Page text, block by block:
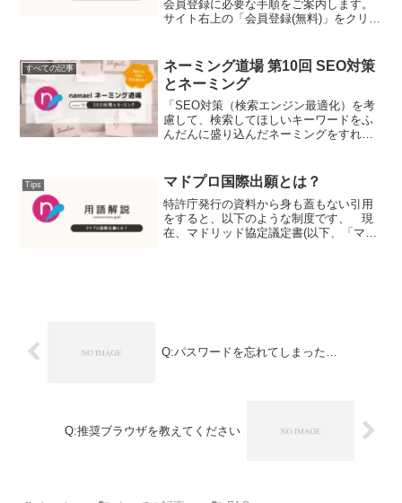
会員登録に必要な手順をご案内します。
サイト右上の「会員登録(無料)」をクリッ
「会員登録(無料)」を押して新規会員登録
ページに...
すべての記事
ネーミング道場 第10回 SEO対策
とネーミング
「SEO対策（検索エンジン最適化）を考
慮して、検索してほしいキーワードをふ
んだんに盛り込んだネーミングをすれば
たネーミングは、検索エンジンでの上位
表示を狙う上で確かに...
Tips マドプロ国際出願とは？
特許庁発行の資料から身も蓋もない引用
をすると、以下のような制度です、 現
在、マドリッド協定議定書(以下、「マド
Q:パスワードを忘れてしまった…
Q:推奨ブラウザを教えてください